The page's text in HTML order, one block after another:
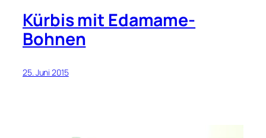
Kürbis mit Edamame-
Bohnen
25. Juni 2015